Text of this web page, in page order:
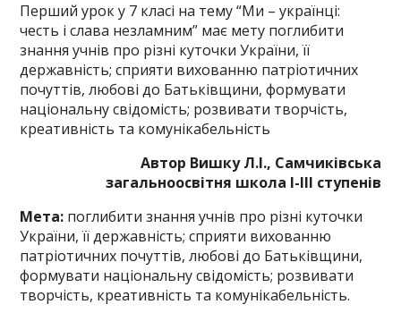
Перший урок у 7 класі на тему “Ми – українці:
честь і слава незламним” має мету поглибити
знання учнів про різні куточки України, її
державність; сприяти вихованню патріотичних
почуттів, любові до Батьківщини, формувати
національну свідомість; розвивати творчість,
креативність та комунікабельність
Автор Вишку Л.І., Самчиківська
загальноосвітня школа І-ІІІ ступенів
Мета: поглибити знання учнів про різні куточки
України, її державність; сприяти вихованню
патріотичних почуттів, любові до Батьківщини,
формувати національну свідомість; розвивати
творчість, креативність та комунікабельність.